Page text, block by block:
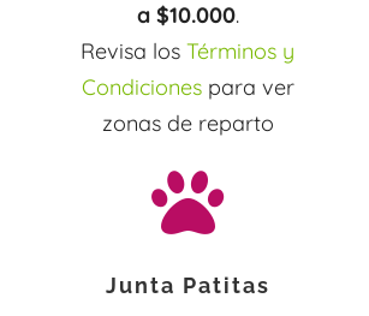
a $10.000.
Revisa losTérminos y
Condicionespara ver
zonas de reparto

Junta Patitas